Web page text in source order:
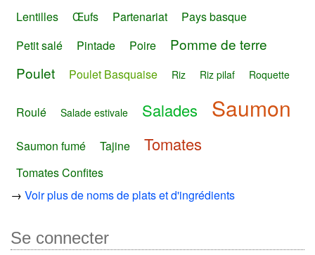
Lentilles Œufs Partenariat
Pays basque
Petit salé
Pintade Poire
Pomme de terre
Poulet
Poulet Basquaise Riz Riz pilaf Roquette
Roulé Salade estivale Salades Saumon
Saumon fumé Tajine Tomates
Tomates Confites
→ Voir plus de noms de plats et d'ingrédients
Se connecter